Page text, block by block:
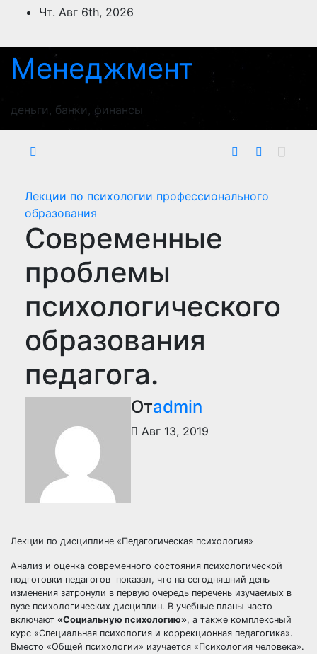
ПерейтиЧт. Авг 6th, 2026
Менеджмент
деньги, банки, финансы
Лекции по психологии профессионального
образования
Современные
проблемы
психологического
образования
педагога.
Отadmin
Авг 13, 2019
Лекции по дисциплине «Педагогическая психология»
Анализ и оценка современного состояния психологической
подготовки педагогов показал, что на сегодняшний день
изменения затронули в первую очередь перечень изучаемых в
вузе психологических дисциплин. В учебные планы часто
включают «Социальную психологию», а также комплексный
курс «Специальная психология и коррекционная педагогика».
Вместо «Общей психологии» изучается «Психология человека».